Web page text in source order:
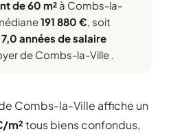
de 60 m² à Combs-la-
191 880 €, soit
7,0 années de salaire
de Combs-la-Ville .
Combs-la-Ville affiche un
m²tous biens confondus,